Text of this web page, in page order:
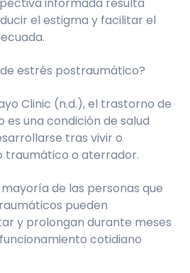
informada resulta
el estigma y facilitar el
estrés postraumático?
Clinic (n.d.), el trastorno de
una condición de salud
tras vivir o
traumático o aterrador.
de las personas que
pueden
y prolongan durante meses
cotidiano